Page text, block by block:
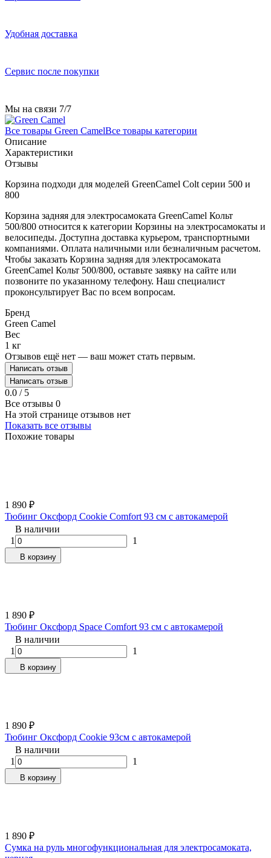
Удобная доставка
Сервис после покупки
Мы на связи 7/7
Все товары Green CamelВсе товары категории
Описание
Характеристики
Отзывы
Корзина подходи для моделей GreenCamel Colt серии 500 и
800
Корзина задняя для электросамоката GreenCamel Кольт
500/800 относится к категории Корзины на электросамокаты и
велосипеды. Доступна доставка курьером, транспортными
компаниями. Оплата наличными или безналичным расчетом.
Чтобы заказать Корзина задняя для электросамоката
GreenCamel Кольт 500/800, оставьте заявку на сайте или
позвоните по указанному телефону. Наш специалист
проконсультирует Вас по всем вопросам.
Бренд
Green Camel
Вес
1 кг
Отзывов ещё нет — ваш может стать первым.
Написать отзыв
Написать отзыв
0.0 / 5
Все отзывы 0
На этой странице отзывов нет
Показать все отзывы
Похожие товары
1 890 ₽
Тюбинг Оксфорд Cookie Comfort 93 см с автокамерой
В наличии
1
1
В корзину
1 890 ₽
Тюбинг Оксфорд Space Comfort 93 см с автокамерой
В наличии
1
1
В корзину
1 890 ₽
Тюбинг Оксфорд Cookie 93см с автокамерой
В наличии
1
1
В корзину
1 890 ₽
Сумка на руль многофункциональная для электросамоката,